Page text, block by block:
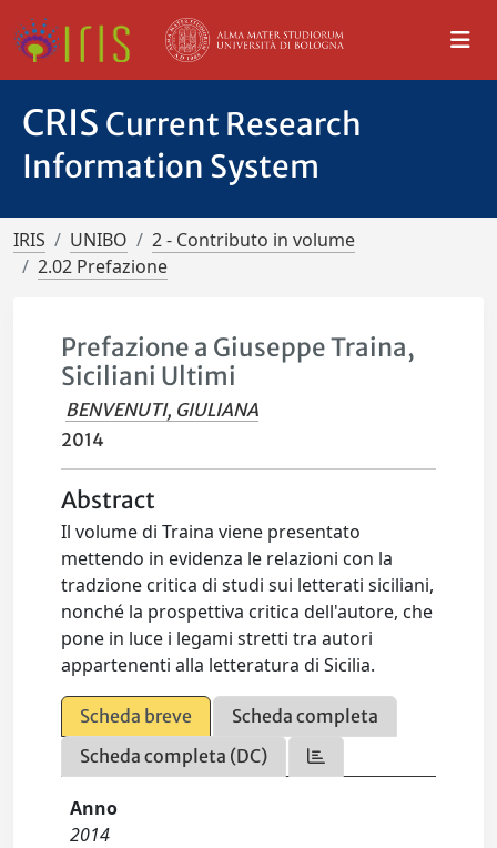
CRIS Current Research
Information System
IRIS UNIBO
2 - Contributo in volume
2.02 Prefazione
Prefazione a Giuseppe Traina,
Siciliani Ultimi
BENVENUTI, GIULIANA
2014
Abstract
Il volume di Traina viene presentato
mettendo in evidenza le relazioni con la
tradzione critica di studi sui letterati siciliani,
nonché la prospettiva critica dell'autore, che
pone in luce i legami stretti tra autori
appartenenti alla letteratura di Sicilia.
Scheda breve
Scheda completa
Scheda completa (DC)
Anno
2014